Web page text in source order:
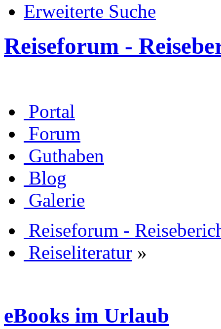
Erweiterte Suche
Reiseforum -
Portal
Forum
Guthaben
Blog
Galerie
Reiseforum -
Reiseliteratur »
eBooks im Urlaub